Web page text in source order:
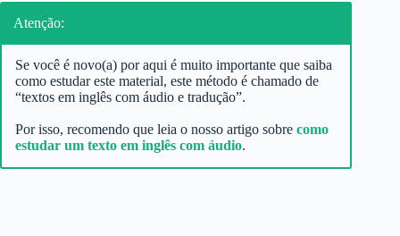
Atenção:
Se você é novo(a) por aqui é muito importante que saiba
como estudar este material, este método é chamado de
“textos em inglês com áudio e tradução”.
Por isso, recomendo que leia o nosso artigo sobre como
estudar um texto em inglês com áudio.